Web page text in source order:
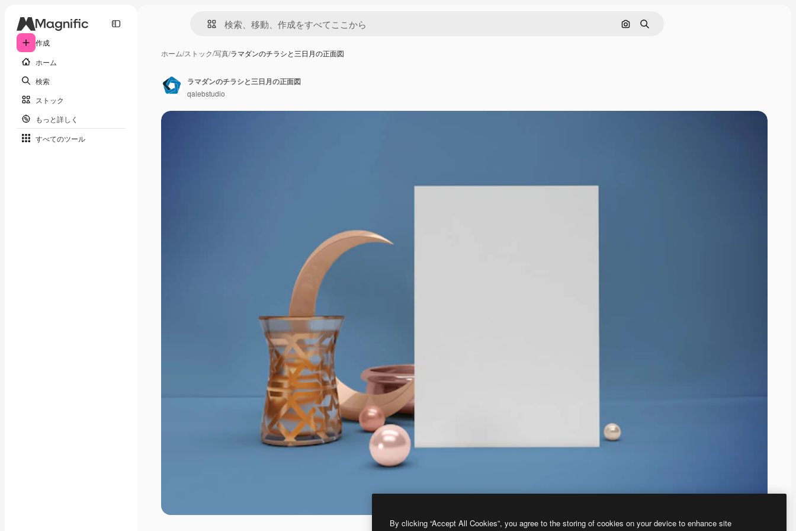
作成
ホーム
検索
ストック
もっと詳しく
すべてのツール
画像で検索
検索
ホーム/ストック/写真/ラマダンのチラシと三日月の正面図
ラマダンのチラシと三日月の正面図
qalebstudio
By clicking “Accept All Cookies”, you agree to the storing of cookies on your device to enhance site